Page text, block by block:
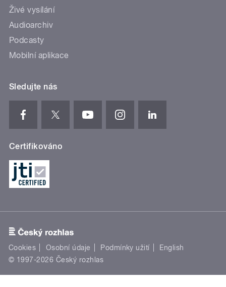
Živé vysílání
Audioarchiv
Podcasty
Mobilní aplikace
Sledujte nás
Certifikováno
Cookies Osobní údaje Podmínky užití
English
© 1997-2026 Český rozhlas